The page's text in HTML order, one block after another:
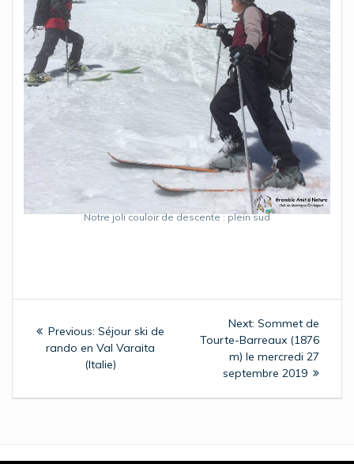
Notre joli couloir de descente : plein sud
l’article
Previous: Previous
post:
Séjour ski de
rando en Val Varaita
(Italie)
Next: Next
post:
Sommet de
Tourte-Barreaux (1876
m) le mercredi 27
septembre 2019